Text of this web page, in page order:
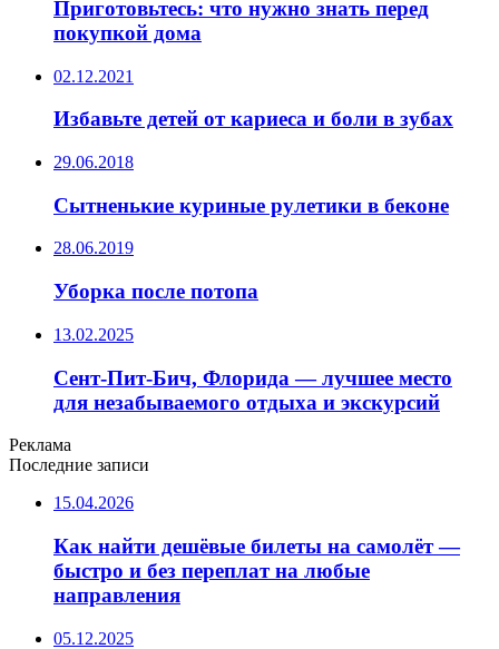
Приготовьтесь: что нужно знать перед
покупкой дома
02.12.2021
Избавьте детей от кариеса и боли в зубах
29.06.2018
Сытненькие куриные рулетики в беконе
28.06.2019
Уборка после потопа
13.02.2025
Сент-Пит-Бич, Флорида — лучшее место
для незабываемого отдыха и экскурсий
Реклама
Последние записи
15.04.2026
Как найти дешёвые билеты на самолёт —
быстро и без переплат на любые
направления
05.12.2025